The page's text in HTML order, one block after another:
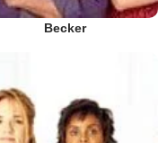
Becker